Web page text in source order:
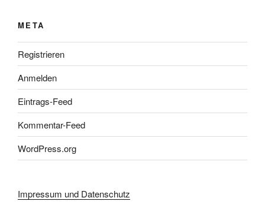
META
Registrieren
Anmelden
Eintrags-Feed
Kommentar-Feed
WordPress.org
Impressum und Datenschutz